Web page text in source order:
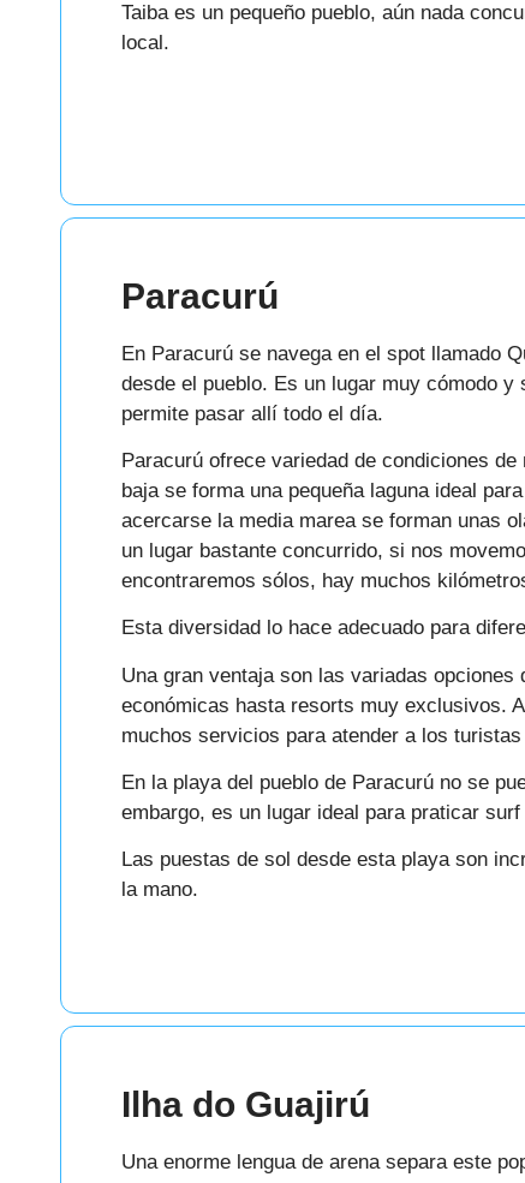
Taiba es un pequeño pueblo, aún nada
local.
Paracurú
En Paracurú se navega en el spot llamado
desde el pueblo. Es un lugar muy cómodo
permite pasar allí todo el día.
Paracurú ofrece variedad de condiciones
baja se forma una pequeña laguna ideal
acercarse la media marea se forman unas
un lugar bastante concurrido, si nos
encontraremos sólos, hay muchos
Esta diversidad lo hace adecuado para
Una gran ventaja son las variadas opciones
económicas hasta resorts muy exclusivos.
muchos servicios para atender a los
En la playa del pueblo de Paracurú no se
embargo, es un lugar ideal para praticar
Las puestas de sol desde esta playa son
la mano.
Ilha do Guajirú
Una enorme lengua de arena separa este